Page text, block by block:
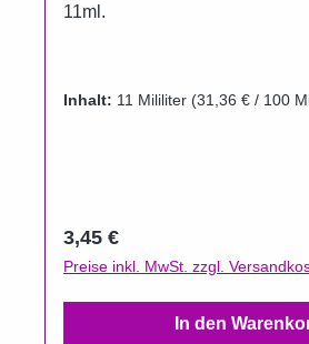
11ml.
Inhalt: 11 Mililiter (31,36 € / 100
Regulärer Preis:
3,45 €
Preise inkl. MwSt. zzgl.
In den